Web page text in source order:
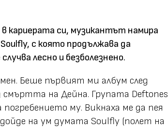
кариерата си, музикантът намира
с която продължава да
лесно и безболезнено.
Беше първият ми албум след
смъртта на Дейна. Групата Deftones
му. Викнаха ме да пея
на ум думата Soulfly (полет на